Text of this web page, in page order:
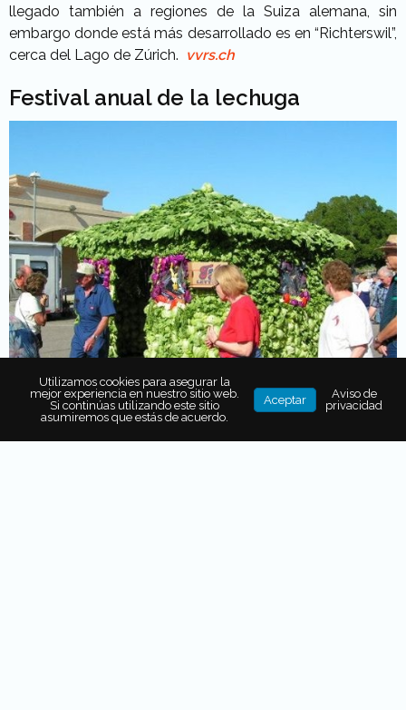
llegado también a regiones de la Suiza alemana, sin
embargo donde está más desarrollado es en “Richterswil”,
cerca del Lago de Zúrich. vvrs.ch
Festival anual de la lechuga
Utilizamos cookies para asegurar la
mejor experiencia en nuestro sitio web.
Si continúas utilizando este sitio
asumiremos que estás de acuerdo.
Aceptar
Aviso de
privacidad